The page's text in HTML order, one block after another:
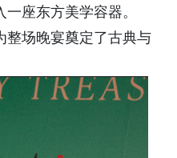
座东方美学容器。
整场晚宴奠定了古典与